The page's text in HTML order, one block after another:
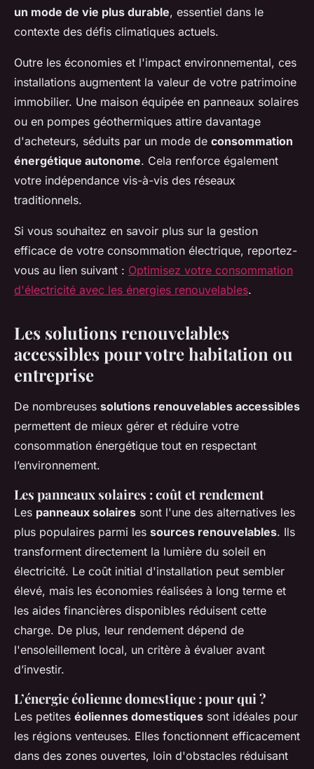
un mode de vie plus durable, essentiel dans le
contexte des défis climatiques actuels.
Outre les économies et l'impact environnemental, ces
installations augmentent la valeur de votre patrimoine
immobilier. Une maison équipée en panneaux solaires
ou en pompes géothermiques attire davantage
d'acheteurs, séduits par un mode de consommation
énergétique autonome. Cela renforce également
votre indépendance vis-à-vis des réseaux
traditionnels.
Si vous souhaitez en savoir plus sur la gestion
efficace de votre consommation électrique, reportez-
vous au lien suivant : Optimisez votre consommation
d'électricité avec les énergies renouvelables.
Les solutions renouvelables
accessibles pour votre habitation ou
entreprise
De nombreuses solutions renouvelables accessibles
permettent de mieux gérer et réduire votre
consommation énergétique tout en respectant
l’environnement.
Les panneaux solaires : coût et rendement
Les panneaux solaires sont l'une des alternatives les
plus populaires parmi les sources renouvelables. Ils
transforment directement la lumière du soleil en
électricité. Le coût initial d'installation peut sembler
élevé, mais les économies réalisées à long terme et
les aides financières disponibles réduisent cette
charge. De plus, leur rendement dépend de
l'ensoleillement local, un critère à évaluer avant
d’investir.
L’énergie éolienne domestique : pour qui ?
Les petites éoliennes domestiques sont idéales pour
les régions venteuses. Elles fonctionnent efficacement
dans des zones ouvertes, loin d'obstacles réduisant